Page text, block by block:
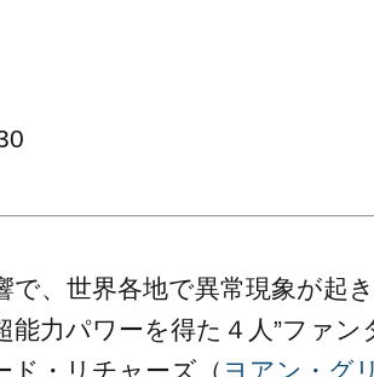
、世界各地で異常現象が起き
能力パワーを得た４人”ファン
ド・リチャーズ（ ヨアン・グ